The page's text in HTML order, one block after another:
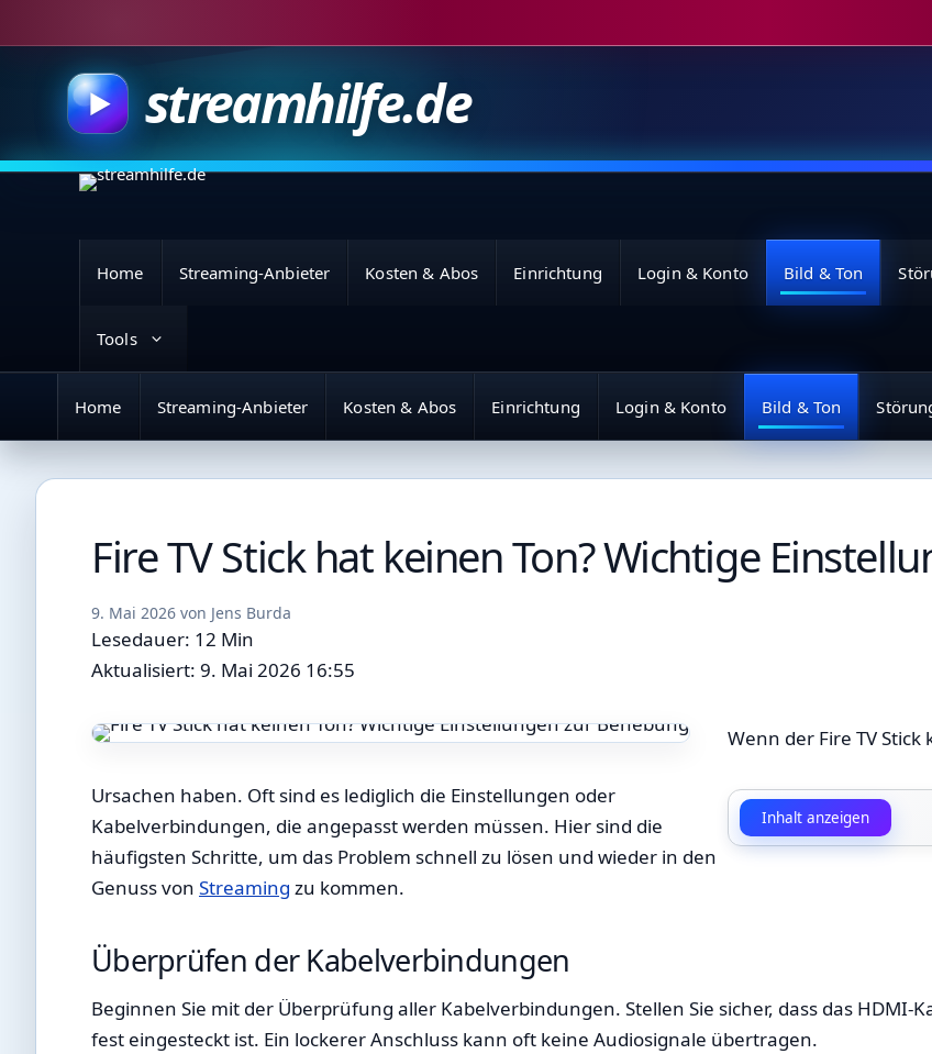
Inhalt
springen
streamhilfe.de
Home Streaming-Anbieter Kosten & Abos Einrichtung Login & Konto Bild & Ton
Tools
Home Streaming-Anbieter Kosten & Abos Einrichtung Login & Konto Bild & Ton
Fire TV Stick hat keinen Ton? Wichtige
9. Mai 2026 von Jens Burda
Lesedauer: 12 Min
Aktualisiert: 9. Mai 2026 16:55
Inhalt anzeigen
Wenn der Fire TV
Ursachen haben. Oft sind es lediglich die Einstellungen oder
Kabelverbindungen, die angepasst werden müssen. Hier sind die
häufigsten Schritte, um das Problem schnell zu lösen und wieder in den
Genuss von Streaming zu kommen.
Überprüfen der Kabelverbindungen
Beginnen Sie mit der Überprüfung aller Kabelverbindungen. Stellen Sie sicher, dass das HDMI-
fest eingesteckt ist. Ein lockerer Anschluss kann oft keine Audiosignale übertragen.